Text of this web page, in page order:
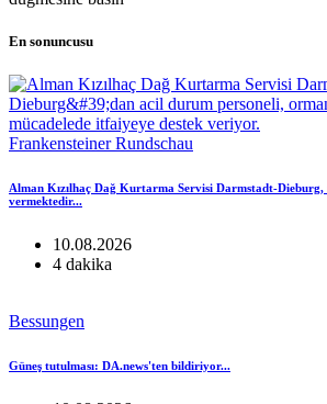
En sonuncusu
Frankensteiner Rundschau
Alman Kızılhaç Dağ Kurtarma Servisi Darmstadt-Dieburg,
vermektedir...
10.08.2026
4 dakika
Bessungen
Güneş tutulması: DA.news'ten bildiriyor...